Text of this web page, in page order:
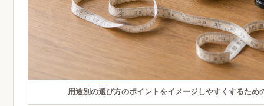
用途別の選び方のポイントをイメージしやすくするた